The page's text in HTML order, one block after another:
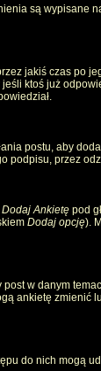
są wypisane
jakiś czas po
ktoś już
postu, aby
podpisu, przez
Dodaj Ankietę pod
Dodaj opcję).
w danym
ankietę
do nich mogą